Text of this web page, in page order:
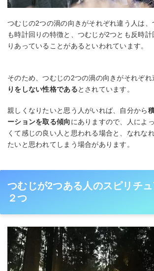
つむじの2つの渦の向きがそれぞれ違う人は、
も時計回りの特徴と、つむじが2つとも反時
りあっていることがあるといわれています。
そのため、つむじの2つの渦の向きがそれぞれ
りをしない性格であるとされています。
親しくなりたいと思う人がいれば、自分から
ーションを取る傾向にありますので、人によ
くて感じの良い人と思われる場合と、なれな
たいと思われてしまう場合があります。
つむじが2つある人のスピリチ
２つ